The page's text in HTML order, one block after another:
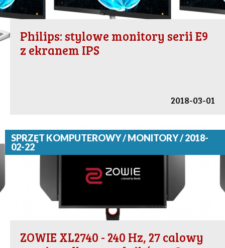
Philips: stylowe monitory serii E9
z ekranem IPS
2018-03-01
SPRZĘT KOMPUTEROWY / MONITORY / 2018-
02-22
ZOWIE XL2740 - 240 Hz, 27 calowy